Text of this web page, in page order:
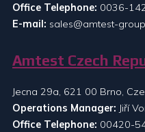
Office Telephone: 0036-
E-mail: sales@amtest-
Amtest Czech
Jecna 29a, 621 00 Brno,
Operations Manager: Jiří
Office Telephone: 00420-